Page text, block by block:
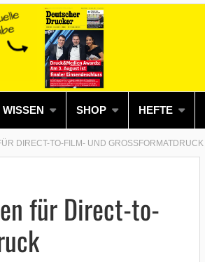
WISSEN SHOP HEFTE
DIRECT-TO-FILM- UND GROSSFORMATDRUCK
für Direct-to-